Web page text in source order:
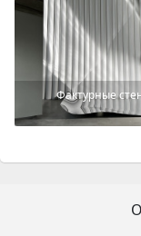
Фактурные